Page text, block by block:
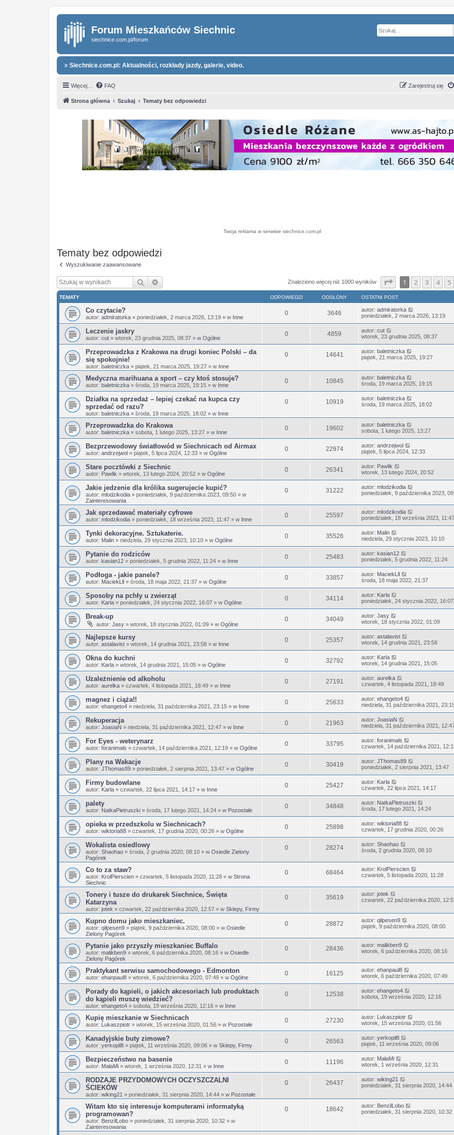
Forum Mieszkańców Siechnic
siechnice.com.pl/forum
Siechnice.com.pl: Aktualności, rozkłady jazdy, galerie, video.
Więcej… FAQ Zarejestruj się
Strona główna Szukaj Tematy bez odpowiedzi
Twoja reklama w serwisie siechnice.com.pl
Tematy bez odpowiedzi
Wyszukiwanie zaawansowane
Szukaj Znaleziono więcej niż 1000 wyników Strona1 z25
1 2 3 4 5
TEMATY ODPOWIEDZI ODSŁONY OSTATNI POST
Co czytacie?
autor: admiratorka » poniedziałek, 2 marca 2026, 13:19 » w Inne
0 3646 autor: admiratorka
poniedziałek, 2 marca 2026, 13:19
Leczenie jaskry
autor: cut » wtorek, 23 grudnia 2025, 08:37 » w Ogólne
0 4859 autor: cut
wtorek, 23 grudnia 2025, 08:37
Przeprowadzka z Krakowa na drugi koniec Polski – da
się spokojnie!
autor: baletniczka » piątek, 21 marca 2025, 19:27 » w Inne
0 14641 autor: baletniczka
piątek, 21 marca 2025, 19:27
Medyczna marihuana a sport – czy ktoś stosuje?
autor: baletniczka » środa, 19 marca 2025, 19:15 » w Inne
0 10845 autor: baletniczka
środa, 19 marca 2025, 19:15
Działka na sprzedaż – lepiej czekać na kupca czy
sprzedać od razu?
autor: baletniczka » środa, 19 marca 2025, 18:02 » w Inne
0 10919 autor: baletniczka
środa, 19 marca 2025, 18:02
Przeprowadzka do Krakowa
autor: baletniczka » sobota, 1 lutego 2025, 13:27 » w Inne
0 19602 autor: baletniczka
sobota, 1 lutego 2025, 13:27
Bezprzewodowy światłowód w Siechnicach od Airmax
autor: andrzejwol » piątek, 5 lipca 2024, 12:33 » w Ogólne
0 22974 autor: andrzejwol
piątek, 5 lipca 2024, 12:33
Stare pocztówki z Siechnic
autor: Pawlik » wtorek, 13 lutego 2024, 20:52 » w Ogólne
0 26341 autor: Pawlik
wtorek, 13 lutego 2024, 20:52
Jakie jedzenie dla królika sugerujecie kupić?
autor: mlodzikodia » poniedziałek, 9 października 2023, 09:50 » w
Zainteresowania
0 31222 autor: mlodzikodia
poniedziałek, 9 października 2023,
Jak sprzedawać materiały cyfrowe
autor: mlodzikodia » poniedziałek, 18 września 2023, 11:47 » w Inne
0 25597 autor: mlodzikodia
poniedziałek, 18 września 2023, 11:47
Tynki dekoracyjne. Sztukaterie.
autor: Malin » niedziela, 29 stycznia 2023, 10:10 » w Ogólne
0 35526 autor: Malin
niedziela, 29 stycznia 2023, 10:10
Pytanie do rodziców
autor: kasian12 » poniedziałek, 5 grudnia 2022, 11:24 » w Inne
0 25483 autor: kasian12
poniedziałek, 5 grudnia 2022, 11:24
Podłoga - jakie panele?
autor: MaciekLll » środa, 18 maja 2022, 21:37 » w Ogólne
0 33857 autor: MaciekLll
środa, 18 maja 2022, 21:37
Sposoby na pchły u zwierząt
autor: Karla » poniedziałek, 24 stycznia 2022, 16:07 » w Ogólne
0 34114 autor: Karla
poniedziałek, 24 stycznia 2022, 16:07
Break-up
autor: Jasy » wtorek, 18 stycznia 2022, 01:09 » w Ogólne
0 34049 autor: Jasy
wtorek, 18 stycznia 2022, 01:09
Najlepsze kursy
autor: astalavist » wtorek, 14 grudnia 2021, 23:58 » w Inne
0 25357 autor: astalavist
wtorek, 14 grudnia 2021, 23:58
Okna do kuchni
autor: Karla » wtorek, 14 grudnia 2021, 15:05 » w Ogólne
0 32792 autor: Karla
wtorek, 14 grudnia 2021, 15:05
Uzależnienie od alkoholu
autor: aurelka » czwartek, 4 listopada 2021, 18:49 » w Inne
0 27191 autor: aurelka
czwartek, 4 listopada 2021, 18:49
magnez i ciąża!!
autor: ehangeto4 » niedziela, 31 października 2021, 23:15 » w Inne
0 25633 autor: ehangeto4
niedziela, 31 października 2021,
Rekuperacja
autor: JoasiaN » niedziela, 31 października 2021, 12:47 » w Inne
0 21963 autor: JoasiaN
niedziela, 31 października 2021,
For Eyes - weterynarz
autor: foranimals » czwartek, 14 października 2021, 12:19 » w Ogólne
0 33795 autor: foranimals
czwartek, 14 października 2021,
Plany na Wakacje
autor: JThomas89 » poniedziałek, 2 sierpnia 2021, 13:47 » w Ogólne
0 30419 autor: JThomas89
poniedziałek, 2 sierpnia 2021, 13:47
Firmy budowlane
autor: Karla » czwartek, 22 lipca 2021, 14:17 » w Inne
0 25427 autor: Karla
czwartek, 22 lipca 2021, 14:17
palety
autor: NatkaPietruszki » środa, 17 lutego 2021, 14:24 » w Pozostałe
0 34848 autor: NatkaPietruszki
środa, 17 lutego 2021, 14:24
opieka w przedszkolu w Siechnicach?
autor: wiktoria88 » czwartek, 17 grudnia 2020, 00:26 » w Ogólne
0 25898 autor: wiktoria88
czwartek, 17 grudnia 2020, 00:26
Wokalista osiedlowy
autor: Shaohao » środa, 2 grudnia 2020, 08:10 » w Osiedle Zielony
Pagórek
0 28274 autor: Shaohao
środa, 2 grudnia 2020, 08:10
Co to za staw?
autor: KrolPierscien » czwartek, 5 listopada 2020, 11:28 » w Strona
Siechnic
0 68464 autor: KrolPierscien
czwartek, 5 listopada 2020, 11:28
Tonery i tusze do drukarek Siechnice, Święta
Katarzyna
autor: jotek » czwartek, 22 października 2020, 12:57 » w Sklepy, Firmy
0 35619 autor: jotek
czwartek, 22 października 2020,
Kupno domu jako mieszkaniec.
autor: qilpesen9 » piątek, 9 października 2020, 08:00 » w Osiedle
Zielony Pagórek
0 28872 autor: qilpesen9
piątek, 9 października 2020, 08:00
Pytanie jako przyszły mieszkaniec Buffalo
autor: malikben9 » wtorek, 6 października 2020, 08:16 » w Osiedle
Zielony Pagórek
0 28436 autor: malikben9
wtorek, 6 października 2020, 08:16
Praktykant serwisu samochodowego - Edmonton
autor: ehanpaul8 » wtorek, 6 października 2020, 07:49 » w Ogólne
0 16125 autor: ehanpaul8
wtorek, 6 października 2020, 07:49
Porady do kąpieli, o jakich akcesoriach lub produktach
do kąpieli muszę wiedzieć?
autor: ehangeto4 » sobota, 19 września 2020, 12:16 » w Inne
0 12538 autor: ehangeto4
sobota, 19 września 2020, 12:16
Kupię mieszkanie w Siechnicach
autor: Lukaszpiotr » wtorek, 15 września 2020, 01:56 » w Pozostałe
0 27230 autor: Lukaszpiotr
wtorek, 15 września 2020, 01:56
Kanadyjskie buty zimowe?
autor: yerkopil8 » piątek, 11 września 2020, 09:06 » w Sklepy, Firmy
0 26563 autor: yerkopil8
piątek, 11 września 2020, 09:06
Bezpieczeństwo na basenie
autor: MałaMi » wtorek, 1 września 2020, 12:31 » w Inne
0 11196 autor: MałaMi
wtorek, 1 września 2020, 12:31
RODZAJE PRZYDOMOWYCH OCZYSZCZALNI
ŚCIEKÓW
autor: wiking21 » poniedziałek, 31 sierpnia 2020, 14:44 » w Pozostałe
0 26437 autor: wiking21
poniedziałek, 31 sierpnia 2020, 14:44
Witam kto się interesuje komputerami informatyką
programowan?
autor: BenzilLobo » poniedziałek, 31 sierpnia 2020, 10:32 » w
Zainteresowania
0 18642 autor: BenzilLobo
poniedziałek, 31 sierpnia 2020, 10:32